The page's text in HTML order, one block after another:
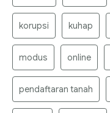
korupsi kuhap
modus online
pendaftaran tanah